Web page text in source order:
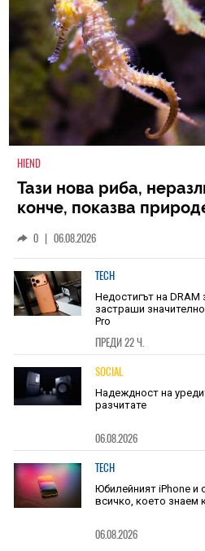
HIEND
Тази нова риба,
конче, показва
0 | 06.08.2026
TECH
Недостигът на
застраши
Pro
ПРЕДИ 22 Ч.
SOCIAL
Надеждност на
разчитате
06.08.2026
TECH
Юбилейният iPhone и
всичко, което знаем
06.08.2026